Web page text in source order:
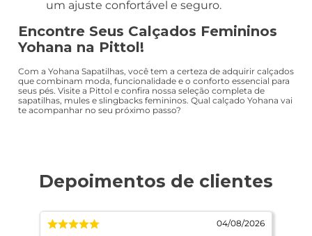
um ajuste confortável e seguro.
Encontre Seus Calçados Femininos
Yohana na Pittol!
Com a Yohana Sapatilhas, você tem a certeza de adquirir calçados
que combinam moda, funcionalidade e o conforto essencial para
seus pés. Visite a Pittol e confira nossa seleção completa de
sapatilhas, mules e slingbacks femininos. Qual calçado Yohana vai
te acompanhar no seu próximo passo?
04/08/2026